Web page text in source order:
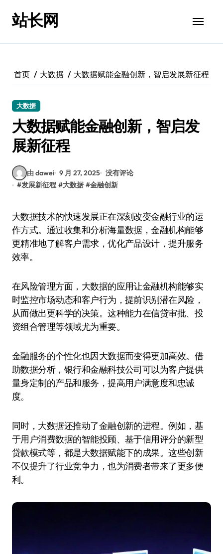
站长网
首页 大数据 大数据赋能金融创新，智启发展新征程
大数据
大数据赋能金融创新，智启发
展新征程
由 dawei 9 月 27, 2025 没有评论
#发展新征程 #大数据 #金融创新
大数据技术的快速发展正在深刻改变金融行业的运
作方式。通过收集和分析海量数据，金融机构能够
更精准地了解客户需求，优化产品设计，提升服务
效率。
在风险管理方面，大数据的应用让金融机构能够实
时监控市场动态和客户行为，提前识别潜在风险，
从而做出更科学的决策。这种能力在信贷审批、投
资组合管理等领域尤为重要。
金融服务的个性化也因大数据而变得更加高效。借
助数据分析，银行和金融科技公司可以为客户提供
量身定制的产品和服务，提高用户满意度和忠诚
度。
同时，大数据还推动了金融创新的进程。例如，基
于用户消费数据的智能投顾、基于信用评分的新型
贷款模式等，都是大数据赋能下的成果。这些创新
不仅提升了行业竞争力，也为消费者带来了更多便
利。